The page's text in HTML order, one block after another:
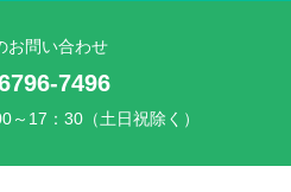
知らせ
せ
お問い合わせ
7496
～17：30（土日祝除く）